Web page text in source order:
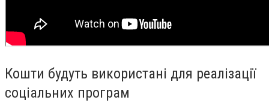
Кошти будуть використані для реалізації
соціальних програм